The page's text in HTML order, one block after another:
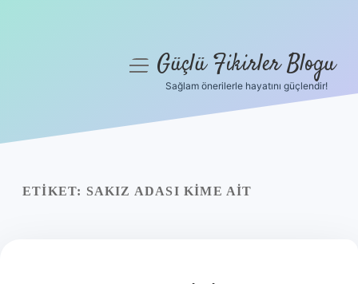
Yasal Uyarı
menüyüGüçlü Fikirler Blogu
Sağlam önerilerle hayatını güçlendir!
ETIKET: SAKIZ ADASI KIME AIT